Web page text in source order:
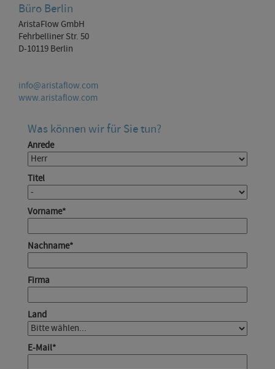
Büro Berlin
AristaFlow GmbH
Fehrbelliner Str. 50
D-10119 Berlin
info@aristaflow.com
www.aristaflow.com
Was können wir für Sie tun?
Anrede
Titel
Vorname*
Nachname*
Firma
Land
E-Mail*